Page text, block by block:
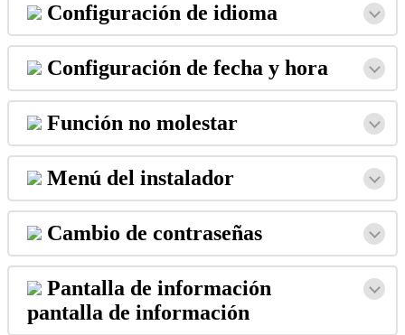
Configuración de idioma
Configuración de fecha y hora
Función no molestar
Menú del instalador
Cambio de contraseñas
Pantalla de información
pantalla de información